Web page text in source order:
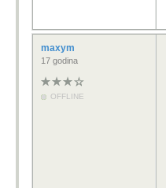
maxym
17 godina
OFFLINE